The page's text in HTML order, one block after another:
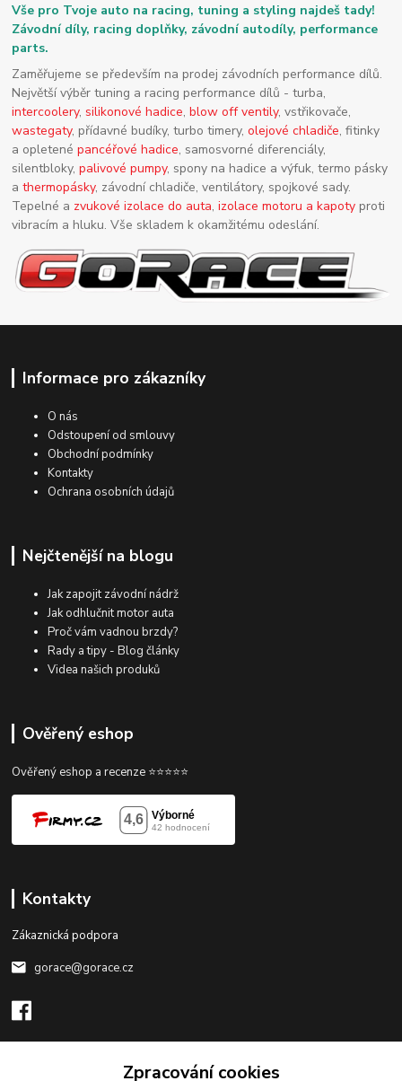
Vše pro Tvoje auto na racing, tuning a styling najdeš tady!
Závodní díly, racing doplňky, závodní autodíly, performance
parts.
Zaměřujeme se především na prodej závodních performance dílů.
Největší výběr tuning a racing performance dílů - turba,
intercoolery,silikonové hadice,blow off ventily, vstřikovače,
wastegaty, přídavné budíky, turbo timery,olejové chladiče, fitinky
a opletenépancéřové hadice, samosvorné diferenciály,
silentbloky,palivové pumpy, spony na hadice a výfuk, termo pásky
athermopásky, závodní chladiče, ventilátory, spojkové sady.
Tepelné a zvukové izolace do auta,izolace motoru a kapoty proti
vibracím a hluku. Vše skladem k okamžitému odeslání.
Informace pro zákazníky
O nás
Odstoupení od smlouvy
Obchodní podmínky
Kontakty
Ochrana osobních údajů
Nejčtenější na blogu
Jak zapojit závodní nádrž
Jak odhlučnit motor auta
Proč vám vadnou brzdy?
Rady a tipy - Blog články
Videa našich produků
Ověřený eshop
Ověřený eshop a recenze ⭐⭐⭐⭐⭐
Kontakty
Zákaznická podpora
gorace@gorace.cz
Zpracování cookies